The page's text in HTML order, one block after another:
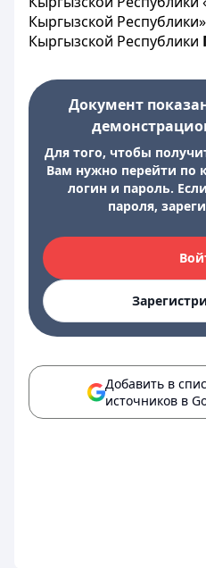
Кыргызской
Кыргызской Республики
Документ
Для того, чтобы
Вам нужно перейти по
логин и пароль.
пароля,
Добавить в
источников в